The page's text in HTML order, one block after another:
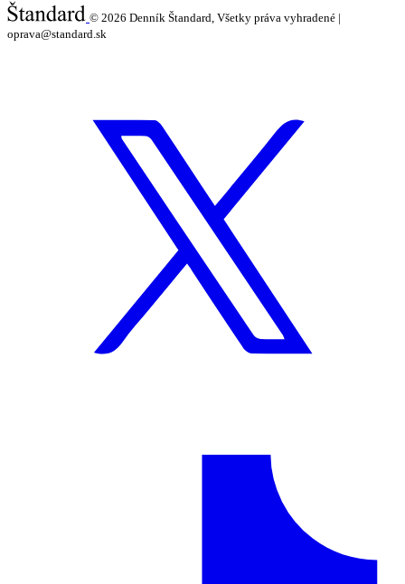
© 2026 Denník Štandard, Všetky práva vyhradené |
oprava@standard.sk